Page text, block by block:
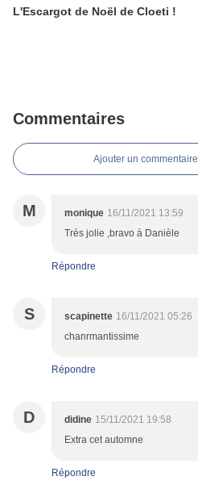
L'Escargot de Noël de Cloeti !
Commentaires
Ajouter un commentaire
M monique 16/11/2021 13:59
Très jolie ,bravo à Danièle
Répondre
S scapinette 16/11/2021 05:26
chanrmantissime
Répondre
D didine 15/11/2021 19:58
Extra cet automne
Répondre